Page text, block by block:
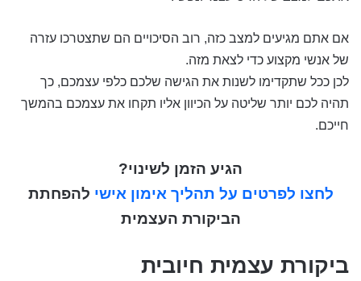
אם אתם מגיעים למצב כזה, רוב הסיכויים הם שתצטרכו עזרה
של אנשי מקצוע כדי לצאת מזה.
לכן ככל שתקדימו לשנות את הגישה שלכם כלפי עצמכם, כך
תהיה לכם יותר שליטה על הכיוון אליו תקחו את עצמכם בהמשך
חייכם.
הגיע הזמן לשינוי?
לחצו לפרטים על תהליך אימון אישי להפחתת
הביקורת העצמית
ביקורת עצמית חיובית